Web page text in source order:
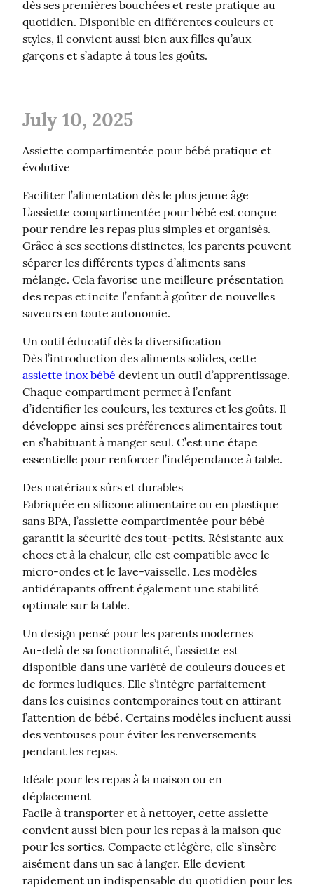
dès ses premières bouchées et reste pratique au
quotidien. Disponible en différentes couleurs et
styles, il convient aussi bien aux filles qu’aux
garçons et s’adapte à tous les goûts.
July 10, 2025
Assiette compartimentée pour bébé pratique et
évolutive
Faciliter l’alimentation dès le plus jeune âge
L’assiette compartimentée pour bébé est conçue
pour rendre les repas plus simples et organisés.
Grâce à ses sections distinctes, les parents peuvent
séparer les différents types d’aliments sans
mélange. Cela favorise une meilleure présentation
des repas et incite l’enfant à goûter de nouvelles
saveurs en toute autonomie.
Un outil éducatif dès la diversification
assiette inox bébé devient un outil d’apprentissage.
Chaque compartiment permet à l’enfant
d’identifier les couleurs, les textures et les goûts. Il
développe ainsi ses préférences alimentaires tout
en s’habituant à manger seul. C’est une étape
essentielle pour renforcer l’indépendance à table.
Des matériaux sûrs et durables
Fabriquée en silicone alimentaire ou en plastique
sans BPA, l’assiette compartimentée pour bébé
garantit la sécurité des tout-petits. Résistante aux
chocs et à la chaleur, elle est compatible avec le
micro-ondes et le lave-vaisselle. Les modèles
antidérapants offrent également une stabilité
optimale sur la table.
Un design pensé pour les parents modernes
Au-delà de sa fonctionnalité, l’assiette est
disponible dans une variété de couleurs douces et
de formes ludiques. Elle s’intègre parfaitement
dans les cuisines contemporaines tout en attirant
l’attention de bébé. Certains modèles incluent aussi
des ventouses pour éviter les renversements
pendant les repas.
Idéale pour les repas à la maison ou en
déplacement
Facile à transporter et à nettoyer, cette assiette
convient aussi bien pour les repas à la maison que
pour les sorties. Compacte et légère, elle s’insère
aisément dans un sac à langer. Elle devient
rapidement un indispensable du quotidien pour les